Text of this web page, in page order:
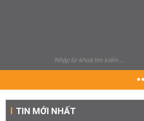
TIN MỚI NHẤT